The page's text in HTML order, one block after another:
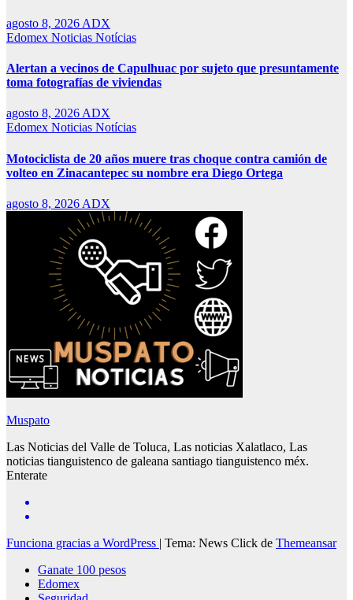
agosto 8, 2026 ADX
Edomex Noticias Notícias
Alertan a vecinos de Capulhuac por sujeto que presuntamente
toma fotografías de viviendas
agosto 8, 2026 ADX
Edomex Noticias Notícias
Motociclista de 20 años muere tras choque contra camión de
volteo en Zinacantepec su nombre era Diego Ortega
agosto 8, 2026 ADX
Muspato
Las Noticias del Valle de Toluca, Las noticias Xalatlaco, Las
noticias tianguistenco de galeana santiago tianguistenco méx.
Enterate
Funciona gracias a WordPress | Tema: News Click de Themeansar
Ganate 100 pesos
Edomex